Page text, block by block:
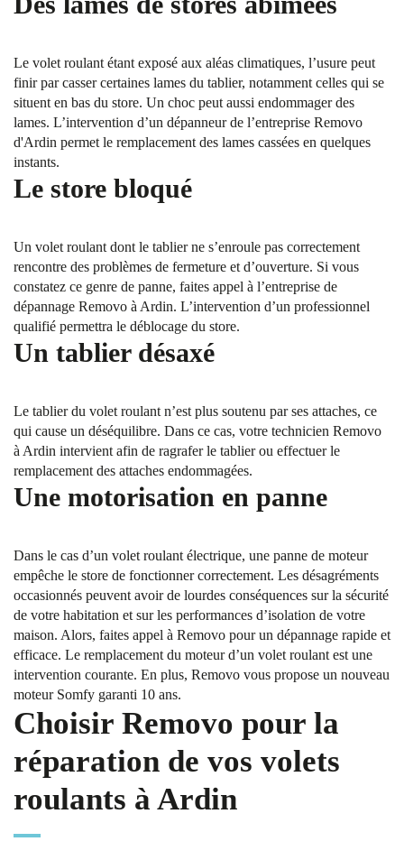
Le volet roulant étant exposé aux aléas climatiques, l’usure peut
finir par casser certaines lames du tablier, notamment celles qui se
situent en bas du store. Un choc peut aussi endommager des
lames. L’intervention d’un dépanneur de l’entreprise Removo
d'Ardin permet le remplacement des lames cassées en quelques
instants.
Le store bloqué
Un volet roulant dont le tablier ne s’enroule pas correctement
rencontre des problèmes de fermeture et d’ouverture. Si vous
constatez ce genre de panne, faites appel à l’entreprise de
dépannage Removo à Ardin. L’intervention d’un professionnel
qualifié permettra le déblocage du store.
Un tablier désaxé
Le tablier du volet roulant n’est plus soutenu par ses attaches, ce
qui cause un déséquilibre. Dans ce cas, votre technicien Removo
à Ardin intervient afin de ragrafer le tablier ou effectuer le
remplacement des attaches endommagées.
Une motorisation en panne
Dans le cas d’un volet roulant électrique, une panne de moteur
empêche le store de fonctionner correctement. Les désagréments
occasionnés peuvent avoir de lourdes conséquences sur la sécurité
de votre habitation et sur les performances d’isolation de votre
maison. Alors, faites appel à Removo pour un dépannage rapide et
efficace. Le remplacement du moteur d’un volet roulant est une
intervention courante. En plus, Removo vous propose un nouveau
moteur Somfy garanti 10 ans.
Choisir Removo pour la
réparation de vos volets
roulants à Ardin